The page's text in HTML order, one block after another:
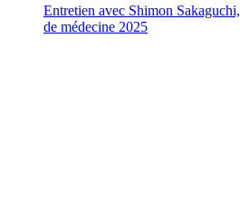
Entretien avec Shimon
de médecine 2025